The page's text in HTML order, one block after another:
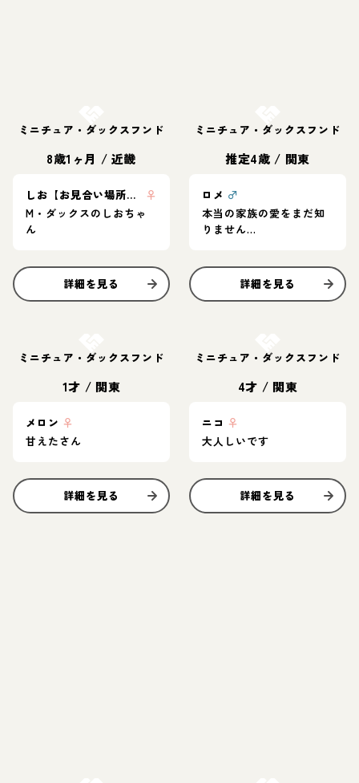
ミニチュア・ダックスフンド
8歳1ヶ月 / 近畿
しお【お見合い場所：東京】
♀
M・ダックスのしおちゃ
ん
詳細を見る
ミニチュア・ダックスフンド
推定4歳 / 関東
ロメ ♂
本当の家族の愛をまだ知
りません…
詳細を見る
ミニチュア・ダックスフンド
1才 / 関東
メロン ♀
甘えたさん
詳細を見る
ミニチュア・ダックスフンド
4才 / 関東
ニコ ♀
大人しいです
詳細を見る